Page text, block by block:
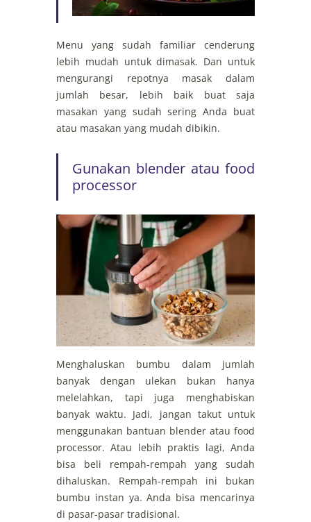
Menu yang sudah familiar cenderung
lebih mudah untuk dimasak. Dan untuk
mengurangi repotnya masak dalam
jumlah besar, lebih baik buat saja
masakan yang sudah sering Anda buat
atau masakan yang mudah dibikin.
Gunakan blender atau food
processor
Menghaluskan bumbu dalam jumlah
banyak dengan ulekan bukan hanya
melelahkan, tapi juga menghabiskan
banyak waktu. Jadi, jangan takut untuk
menggunakan bantuan blender atau food
processor. Atau lebih praktis lagi, Anda
bisa beli rempah-rempah yang sudah
dihaluskan. Rempah-rempah ini bukan
bumbu instan ya. Anda bisa mencarinya
di pasar-pasar tradisional.